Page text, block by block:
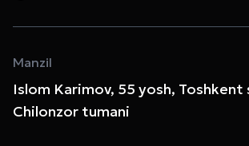
Manzil
Islom Karimov, 55 yosh, Toshkent
Chilonzor tumani